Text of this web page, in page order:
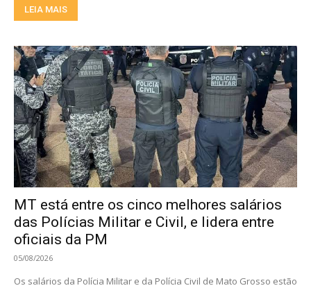
LEIA MAIS
MT está entre os cinco melhores salários
das Polícias Militar e Civil, e lidera entre
oficiais da PM
05/08/2026
Os salários da Polícia Militar e da Polícia Civil de Mato Grosso estão